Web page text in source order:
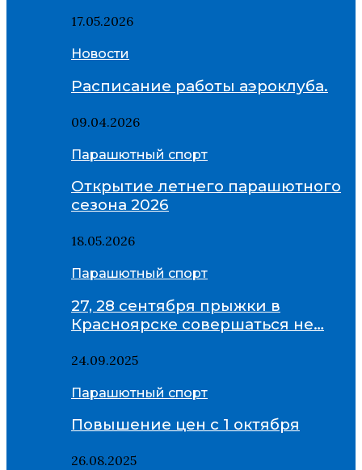
17.05.2026
Новости
Расписание работы аэроклуба.
09.04.2026
Парашютный спорт
Открытие летнего парашютного
сезона 2026
18.05.2026
Парашютный спорт
27, 28 сентября прыжки в
Красноярске совершаться не…
24.09.2025
Парашютный спорт
Повышение цен с 1 октября
26.08.2025